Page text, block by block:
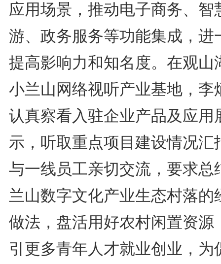
应用场景，推动电子商务、智
游、政务服务等功能集成，进
提高影响力和知名度。在观山
小兰山网络视听产业基地，李
认真察看入驻企业产品及应用
示，听取重点项目建设情况汇
与一线员工亲切交流，要求总
兰山数字文化产业生态村落的
做法，盘活用好农村闲置资源
引更多青年人才就业创业，为